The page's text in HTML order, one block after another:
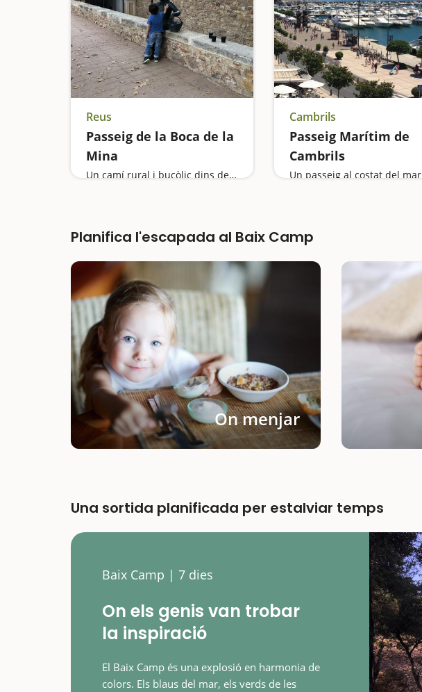
Reus
Passeig de la Boca de la
Mina
Un camí rural i bucòlic dins de la ciutat
Cambrils
Passeig Marítim de
Cambrils
Un passeig al costat del mar
Planifica l'escapada al Baix Camp
On menjar
Una sortida planificada per estalviar temps
Baix Camp | 7 dies
On els genis van trobar
la inspiració
El Baix Camp és una explosió en harmonia de
colors. Els blaus del mar, els verds de les